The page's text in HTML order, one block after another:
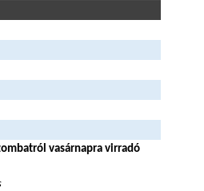
vasárnapra virradó